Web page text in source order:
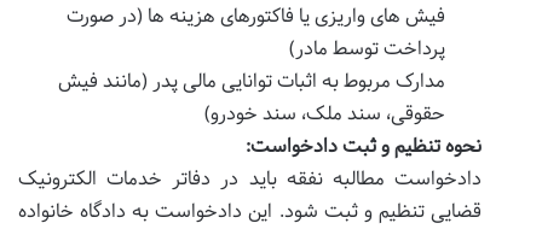
فیش های واریزی یا فاکتورهای هزینه ها (در صورت
پرداخت توسط مادر)
مدارک مربوط به اثبات توانایی مالی پدر (مانند فیش
حقوقی، سند ملک، سند خودرو)
نحوه تنظیم و ثبت دادخواست:
دادخواست مطالبه نفقه باید در دفاتر خدمات الکترونیک
قضایی تنظیم و ثبت شود. این دادخواست به دادگاه خانواده